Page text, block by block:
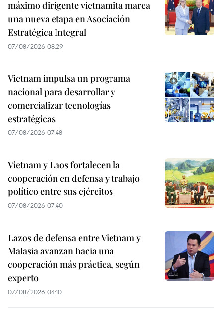
máximo dirigente vietnamita marca
una nueva etapa en Asociación
Estratégica Integral
07/08/2026 08:29
Vietnam impulsa un programa
nacional para desarrollar y
comercializar tecnologías
estratégicas
07/08/2026 07:48
Vietnam y Laos fortalecen la
cooperación en defensa y trabajo
político entre sus ejércitos
07/08/2026 07:40
Lazos de defensa entre Vietnam y
Malasia avanzan hacia una
cooperación más práctica, según
experto
07/08/2026 04:10